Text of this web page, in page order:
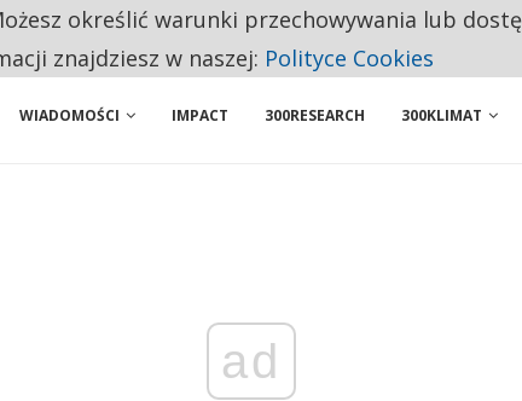
NA LIŚCIE SĄ DWA PODMIOTY Z POLSKI
WIADOMOŚCI IMPACT 300RESEARCH 300KLIMAT
ad
określić warunki przechowywania lub
znajdziesz w naszej: Polityce Cookies